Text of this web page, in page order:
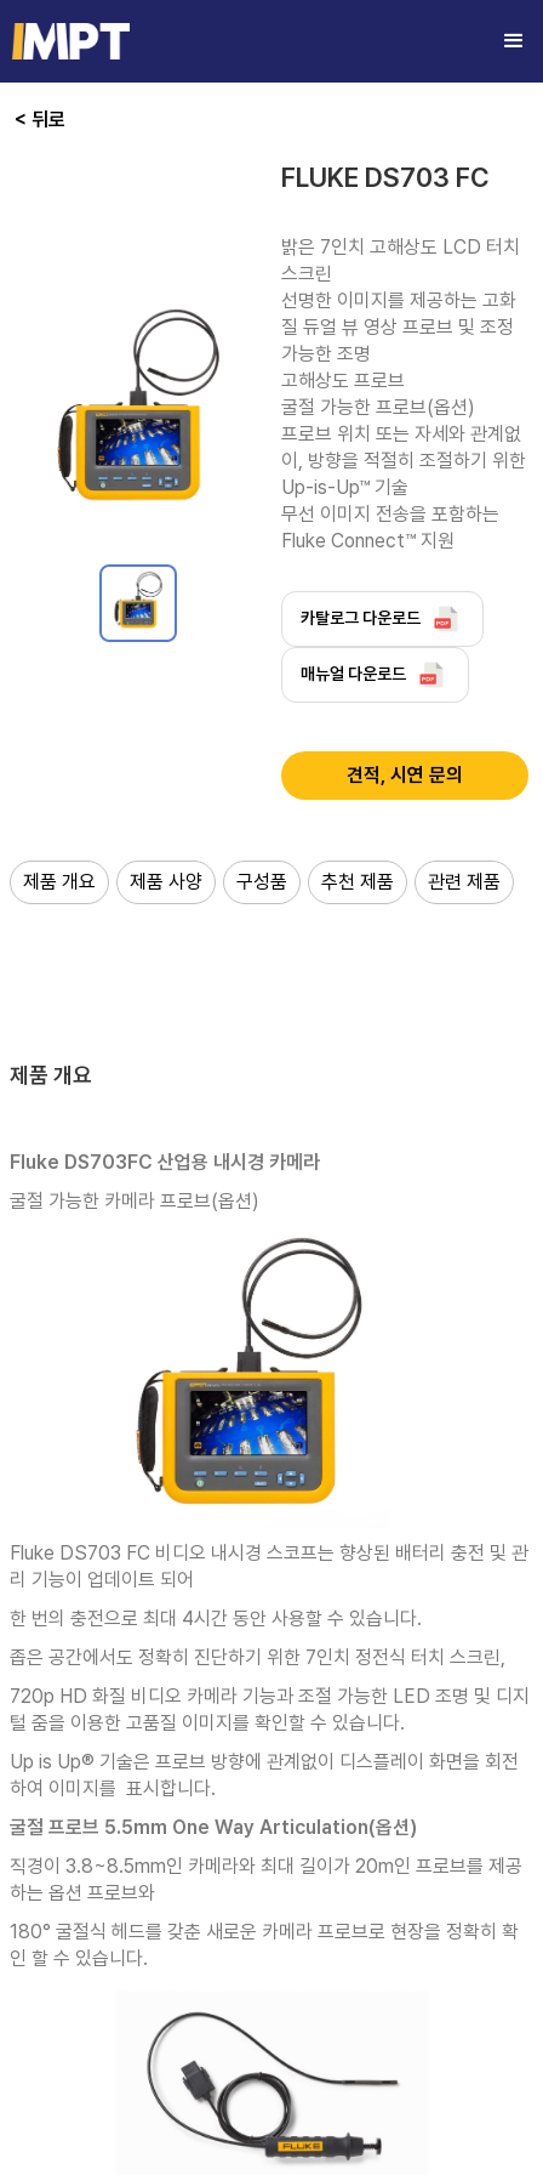
< 뒤로
FLUKE DS703 FC
밝은 7인치 고해상도 LCD 터치
스크린
선명한 이미지를 제공하는 고화
질 듀얼 뷰 영상 프로브 및 조정
가능한 조명
고해상도 프로브
굴절 가능한 프로브(옵션)
프로브 위치 또는 자세와 관계없
이, 방향을 적절히 조절하기 위한
Up-is-Up™ 기술
무선 이미지 전송을 포함하는
Fluke Connect™ 지원
카탈로그 다운로드
매뉴얼 다운로드
견적, 시연 문의
제품 개요 제품 사양 구성품 추천 제품 관련 제품
제품 개요
Fluke DS703FC 산업용 내시경 카메라
굴절 가능한 카메라 프로브(옵션)
Fluke DS703 FC 비디오 내시경 스코프는 향상된 배터리 충전 및 관
리 기능이 업데이트 되어
한 번의 충전으로 최대 4시간 동안 사용할 수 있습니다.
좁은 공간에서도 정확히 진단하기 위한 7인치 정전식 터치 스크린,
720p HD 화질 비디오 카메라 기능과 조절 가능한 LED 조명 및 디지
털 줌을 이용한 고품질 이미지를 확인할 수 있습니다.
Up is Up® 기술은 프로브 방향에 관계없이 디스플레이 화면을 회전
하여 이미지를 표시합니다.
굴절 프로브 5.5mm One Way Articulation(옵션)
직경이 3.8~8.5mm인 카메라와 최대 길이가 20m인 프로브를 제공
하는 옵션 프로브와
180° 굴절식 헤드를 갖춘 새로운 카메라 프로브로 현장을 정확히 확
인 할 수 있습니다.